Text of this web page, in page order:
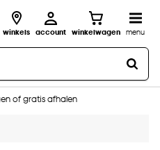
winkels account winkelwagen menu
of gratis afhalen
en opmeten aan huis